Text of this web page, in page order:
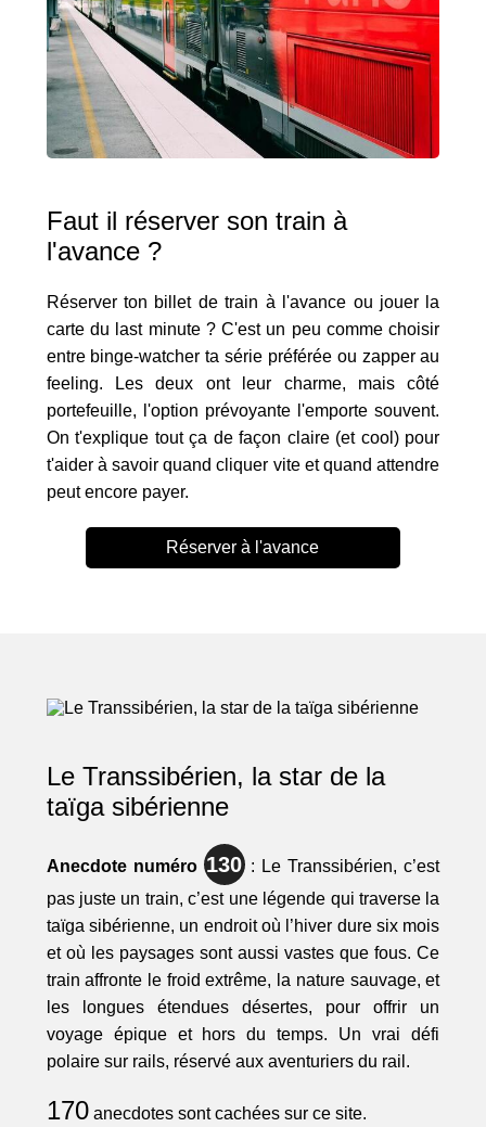
Faut il réserver son train à
l'avance ?
Réserver ton billet de train à l'avance ou jouer la
carte du last minute ? C'est un peu comme choisir
entre binge-watcher ta série préférée ou zapper au
feeling. Les deux ont leur charme, mais côté
portefeuille, l'option prévoyante l'emporte souvent.
On t'explique tout ça de façon claire (et cool) pour
t'aider à savoir quand cliquer vite et quand attendre
peut encore payer.
Réserver à l'avance
Le Transsibérien, la star de la
taïga sibérienne
Anecdote numéro 130: Le Transsibérien, c’est
pas juste un train, c’est une légende qui traverse la
taïga sibérienne, un endroit où l’hiver dure six mois
et où les paysages sont aussi vastes que fous. Ce
train affronte le froid extrême, la nature sauvage, et
les longues étendues désertes, pour offrir un
voyage épique et hors du temps. Un vrai défi
polaire sur rails, réservé aux aventuriers du rail.
170anecdotes sont cachées sur ce site.